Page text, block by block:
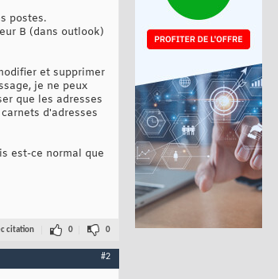
postes.
B (dans outlook)
et supprimer
je ne peux
que les adresses
d'adresses
est-ce normal que
citation 0 0
#2